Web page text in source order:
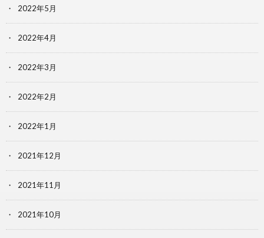
2022年5月
2022年4月
2022年3月
2022年2月
2022年1月
2021年12月
2021年11月
2021年10月